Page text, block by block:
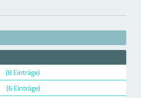
(8 Einträge)
(6 Einträge)